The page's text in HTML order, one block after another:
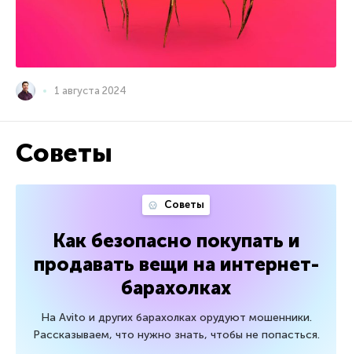
1 августа 2024
Советы
Советы
Как безопасно покупать и
продавать вещи на интернет-
барахолках
На Avito и других барахолках орудуют мошенники.
Рассказываем, что нужно знать, чтобы не попасться.